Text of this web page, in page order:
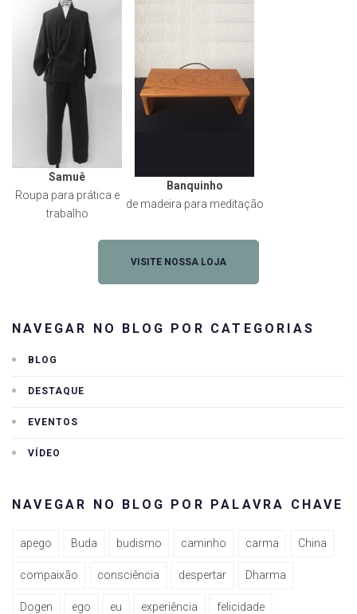
Samuê
Roupa para prática e
trabalho
Banquinho
de madeira para meditação
VISITE NOSSA LOJA
NAVEGAR NO BLOG POR CATEGORIAS
BLOG
DESTAQUE
EVENTOS
VÍDEO
NAVEGAR NO BLOG POR PALAVRA CHAVE
apego Buda budismo caminho carma China
compaixão consciência despertar Dharma
Dogen ego eu experiência felicidade